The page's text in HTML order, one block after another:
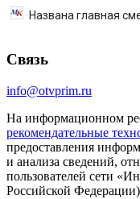
Названа главная
Связь
info@otvprim.ru
На информационном
рекомендательные
предоставления
и анализа сведений,
пользователей сети
Российской